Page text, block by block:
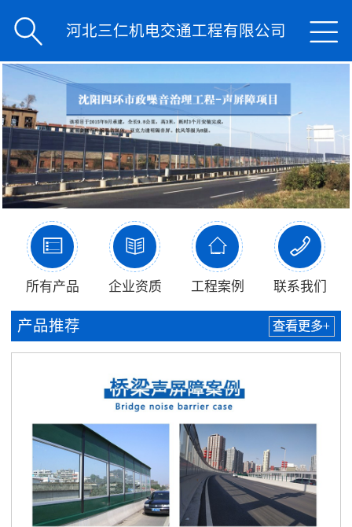

 河北三仁机电交通工程有限公司

所有产品

企业资质

工程案例

联系我们
产品推荐 查看更多+